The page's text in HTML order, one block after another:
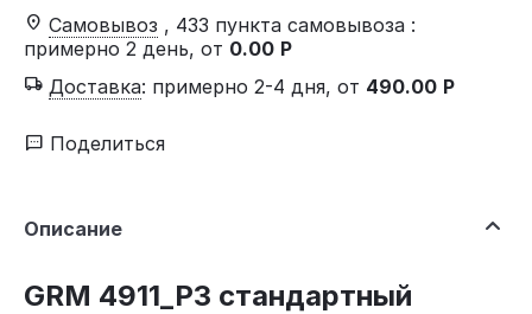
Самовывоз , 433 пункта самовывоза :
примерно 2 день, от 0.00 Р
Доставка: примерно 2-4 дня, от 490.00 Р
Поделиться
Описание
GRM 4911_P3 стандартный